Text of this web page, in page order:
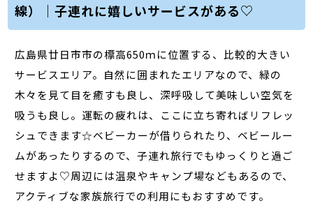
線）｜子連れに嬉しいサービスがある♡
広島県廿日市市の標高650ｍに位置する、比較的大きい
サービスエリア。自然に囲まれたエリアなので、緑の
木々を見て目を癒すも良し、深呼吸して美味しい空気を
吸うも良し。運転の疲れは、ここに立ち寄ればリフレッ
シュできます☆ベビーカーが借りられたり、ベビールー
ムがあったりするので、子連れ旅行でもゆっくりと過ご
せますよ♡周辺には温泉やキャンプ場などもあるので、
アクティブな家族旅行での利用にもおすすめです。